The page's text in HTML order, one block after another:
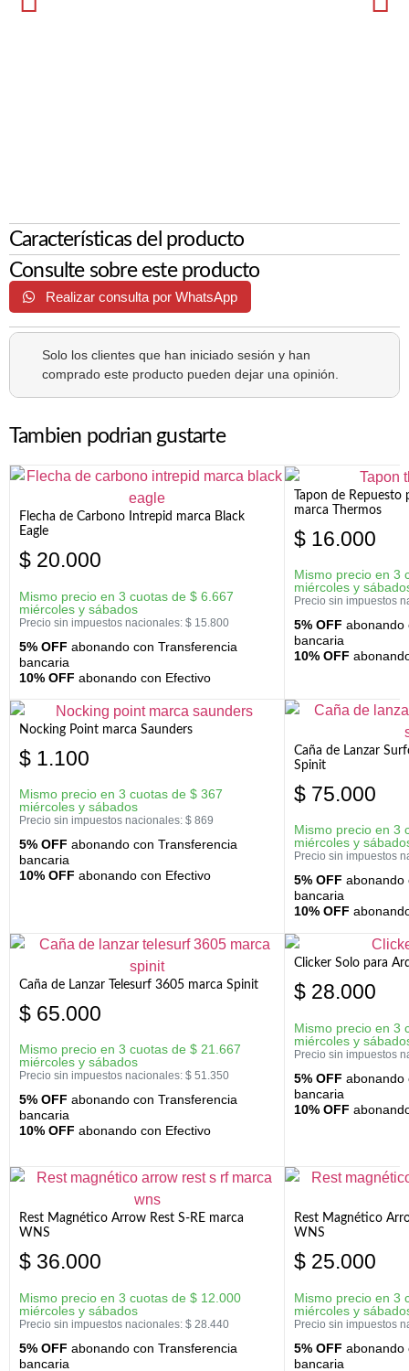
Características del producto
Consulte sobre este producto
Realizar consulta por WhatsApp
Solo los clientes que han iniciado sesión y han
comprado este producto pueden dejar una opinión.
Tambien podrian gustarte
Flecha de Carbono Intrepid marca Black
Eagle
$ 20.000
Mismo precio en 3 cuotas de $ 6.667
miércoles y sábados
Precio sin impuestos nacionales: $ 15.800
5% OFF abonando con Transferencia
bancaria
10% OFF abonando con Efectivo
Tapon de Repuesto
marca Thermos
$ 16.000
Mismo precio en 3
miércoles y
Precio sin impuestos
5% OFF abonando
bancaria
10% OFF
Nocking Point marca Saunders
$ 1.100
Mismo precio en 3 cuotas de $ 367
miércoles y sábados
Precio sin impuestos nacionales: $ 869
5% OFF abonando con Transferencia
bancaria
10% OFF abonando con Efectivo
Caña de Lanzar
Spinit
$ 75.000
Mismo precio en 3
miércoles y
Precio sin impuestos
5% OFF abonando
bancaria
10% OFF
Caña de Lanzar Telesurf 3605 marca Spinit
$ 65.000
Mismo precio en 3 cuotas de $ 21.667
miércoles y sábados
Precio sin impuestos nacionales: $ 51.350
5% OFF abonando con Transferencia
bancaria
10% OFF abonando con Efectivo
Clicker Solo para
$ 28.000
Mismo precio en 3
miércoles y
Precio sin impuestos
5% OFF abonando
bancaria
10% OFF
Rest Magnético Arrow Rest S-RE marca
WNS
$ 36.000
Mismo precio en 3 cuotas de $ 12.000
miércoles y sábados
Precio sin impuestos nacionales: $ 28.440
5% OFF abonando con Transferencia
bancaria
Rest Magnético
WNS
$ 25.000
Mismo precio en 3
miércoles y
Precio sin impuestos
5% OFF abonando
bancaria